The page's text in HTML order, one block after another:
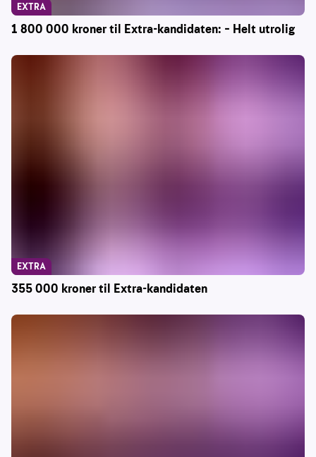
1 800 000 kroner til Extra-kandidaten: – Helt utrolig
EXTRA
355 000 kroner til Extra-kandidaten
EXTRA